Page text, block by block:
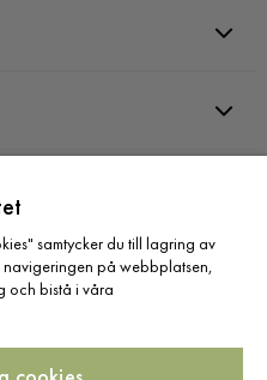
samtycker du till lagring av
på webbplatsen,
och bistå i våra